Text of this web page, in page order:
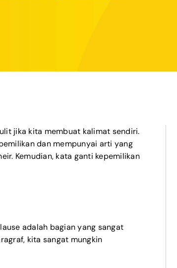
jika kita membuat kalimat sendiri.
dan mempunyai arti yang
Kemudian, kata ganti kepemilikan
adalah bagian yang sangat
kita sangat mungkin